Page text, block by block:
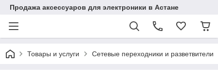
Продажа аксессуаров для электроники в Астане
Товары и услуги Сетевые переходники и разветвители